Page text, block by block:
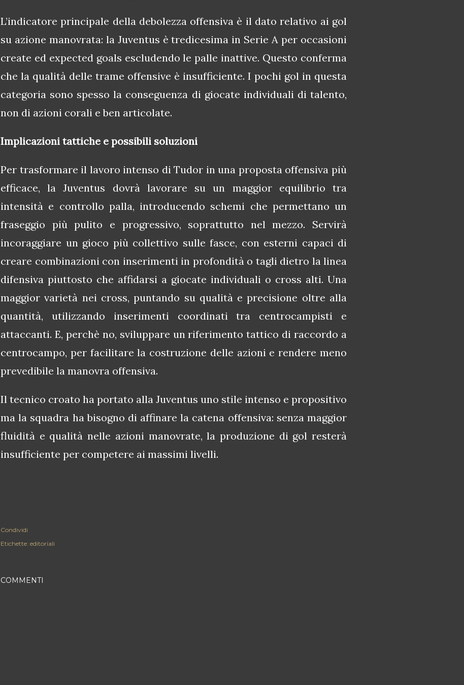
L’indicatore principale della debolezza offensiva è il dato relativo ai gol
su azione manovrata: la Juventus è tredicesima in Serie A per occasioni
create ed expected goals escludendo le palle inattive. Questo conferma
che la qualità delle trame offensive è insufficiente. I pochi gol in questa
categoria sono spesso la conseguenza di giocate individuali di talento,
non di azioni corali e ben articolate.
Implicazioni tattiche e possibili soluzioni
Per trasformare il lavoro intenso di Tudor in una proposta offensiva più
efficace, la Juventus dovrà lavorare su un maggior equilibrio tra
intensità e controllo palla, introducendo schemi che permettano un
fraseggio più pulito e progressivo, soprattutto nel mezzo. Servirà
incoraggiare un gioco più collettivo sulle fasce, con esterni capaci di
creare combinazioni con inserimenti in profondità o tagli dietro la linea
difensiva piuttosto che affidarsi a giocate individuali o cross alti. Una
maggior varietà nei cross, puntando su qualità e precisione oltre alla
quantità, utilizzando inserimenti coordinati tra centrocampisti e
attaccanti. E, perchè no, sviluppare un riferimento tattico di raccordo a
centrocampo, per facilitare la costruzione delle azioni e rendere meno
prevedibile la manovra offensiva.
Il tecnico croato ha portato alla Juventus uno stile intenso e propositivo
ma la squadra ha bisogno di affinare la catena offensiva: senza maggior
fluidità e qualità nelle azioni manovrate, la produzione di gol resterà
insufficiente per competere ai massimi livelli.
Condividi
Etichette: editoriali
COMMENTI